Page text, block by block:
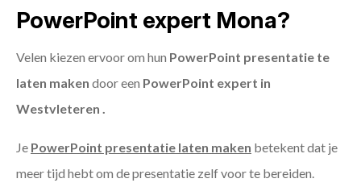
PowerPoint expert Mona?
Velen kiezen ervoor om hun PowerPoint presentatie te
laten maken door een PowerPoint expert in
Westvleteren .
Je PowerPoint presentatie laten maken betekent dat je
meer tijd hebt om de presentatie zelf voor te bereiden.